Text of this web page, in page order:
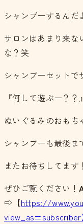
シャンプーするんだ
サロンはあまり来な
な？笑
シャンプーセット
『何して遊ぶー？？』
ぬいぐるみのおもち
シャンプーも最後ま
またお待ちしてます！
ぜひご覧ください！
⇨【https://
view_as=subscriber